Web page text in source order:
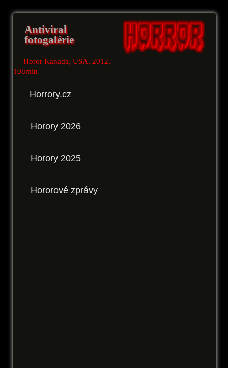
Antiviral
fotogalérie
Horor Kanada, USA, 2012,
108min
Horrory.cz
Horory 2026
Horory 2025
Hororové zprávy